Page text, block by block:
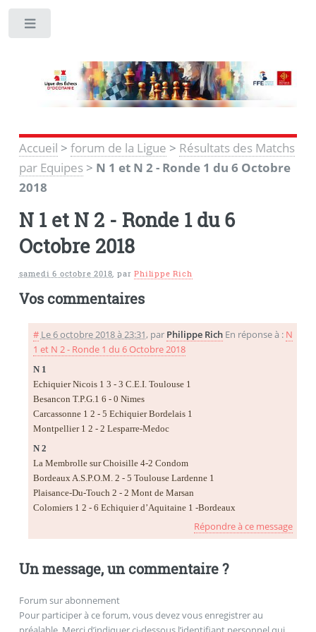
Accueil > forum de la Ligue > Résultats des Matchs
par Equipes> N 1 et N 2 - Ronde 1 du 6 Octobre
2018
N 1 et N 2 - Ronde 1 du 6
Octobre 2018
samedi 6 octobre 2018,parPhilippe Rich
Vos commentaires
# Le 6 octobre 2018 à 23:31, par Philippe Rich En réponse à : N
1 et N 2 - Ronde 1 du 6 Octobre 2018
N 1
Echiquier Nicois 1 3 - 3 C.E.I. Toulouse 1
Besancon T.P.G.1 6 - 0 Nimes
Carcassonne 1 2 - 5 Echiquier Bordelais 1
Montpellier 1 2 - 2 Lesparre-Medoc
N 2
La Membrolle sur Choisille 4-2 Condom
Bordeaux A.S.P.O.M. 2 - 5 Toulouse Lardenne 1
Plaisance-Du-Touch 2 - 2 Mont de Marsan
Colomiers 1 2 - 6 Echiquier d’Aquitaine 1 -Bordeaux
Répondre à ce message
Un message, un commentaire ?
Forum sur abonnement
Pour participer à ce forum, vous devez vous enregistrer au